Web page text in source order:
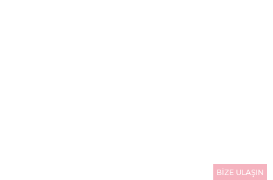
BİZE ULAŞIN